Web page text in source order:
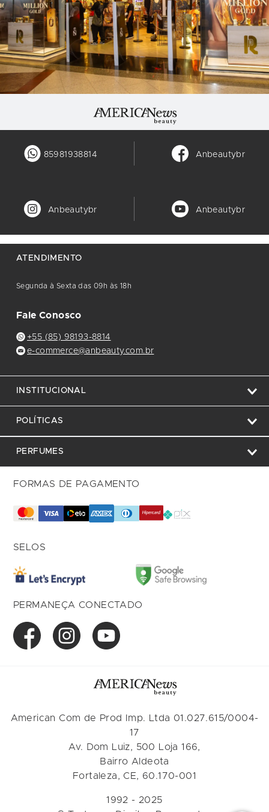
85981938814 Anbeautybr
Anbeautybr Anbeautybr
ATENDIMENTO
Segunda à Sexta das 09h às 18h
Fale Conosco
+55 (85) 98193-8814
e-commerce@anbeauty.com.br
INSTITUCIONAL
POLÍTICAS
PERFUMES
FORMAS DE PAGAMENTO
SELOS
PERMANEÇA CONECTADO
American Com de Prod Imp. Ltda 01.027.615/0004-
17
Av. Dom Luiz, 500 Loja 166,
Bairro Aldeota
Fortaleza, CE, 60.170-001
1992 - 2025